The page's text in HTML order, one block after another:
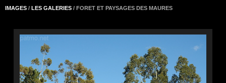
IMAGES / LES GALERIES / FORET ET PAYSAGES DES MAURES